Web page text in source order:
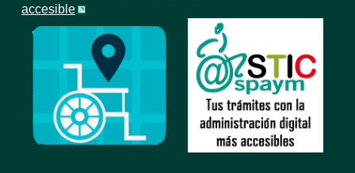
accesible